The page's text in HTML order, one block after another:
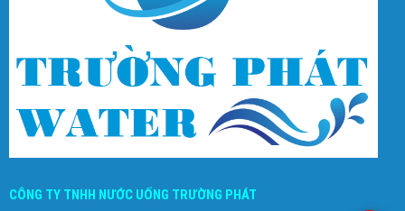
CÔNG TY TNHH NƯỚC UỐNG TRƯỜNG PHÁT